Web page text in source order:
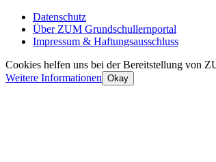
Datenschutz
Über ZUM Grundschullernportal
Impressum & Haftungsausschluss
Cookies helfen uns bei der Bereitstellung von
Weitere Informationen Okay